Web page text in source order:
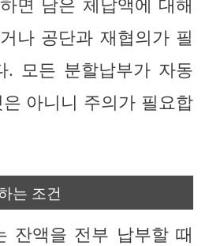
나 공단과 재협의가 필
. 모든 분할납부가 자동
아니니 주의가 필요합
는 조건
잔액을 전부 납부할 때